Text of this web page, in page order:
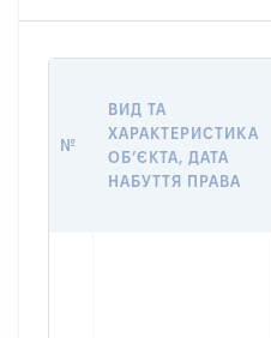
№
ВИД ТА
ХАРАКТЕРИСТИКА
ОБʼЄКТА, ДАТА
НАБУТТЯ ПРАВА